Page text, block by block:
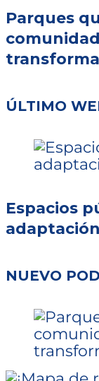
Parques
ÚLTIMO
Espacios
NUEVO